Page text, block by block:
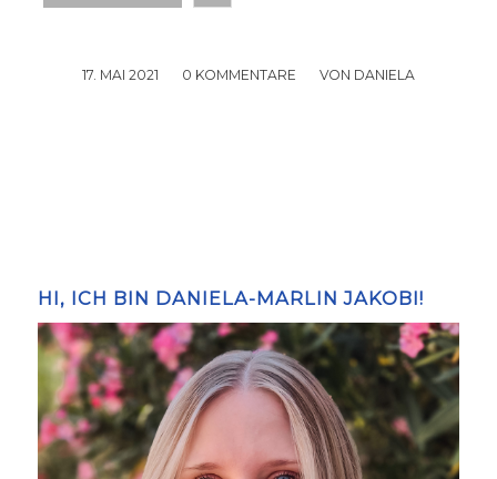
17. MAI 2021
/ 0 KOMMENTARE
/ VON DANIELA
HI, ICH BIN DANIELA-MARLIN JAKOBI!